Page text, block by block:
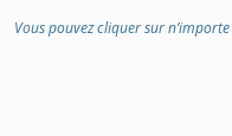
Vous pouvez cliquer sur